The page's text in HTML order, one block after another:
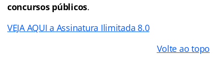
concursos públicos.
VEJA AQUI a Assinatura Ilimitada 8.0
Volte ao topo